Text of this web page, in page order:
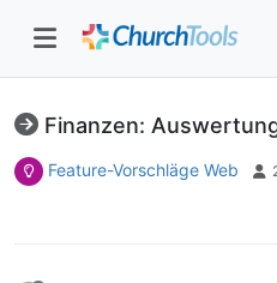
Finanzen:
Feature-Vorschläge Web